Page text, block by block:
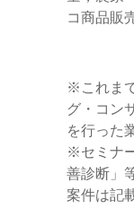
コ商品販
※これま
グ・コン
を行った
※セミナ
善診断」
案件は記